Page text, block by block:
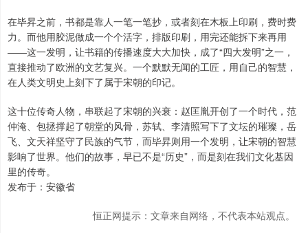
在毕昇之前，书都是靠人一笔一笔抄，或者刻在木板上印刷，费时费
力。而他用胶泥做成一个个活字，排版印刷，用完还能拆下来再用
——这一发明，让书籍的传播速度大大加快，成了“四大发明”之一，
直接推动了欧洲的文艺复兴。一个默默无闻的工匠，用自己的智慧，
在人类文明史上刻下了属于宋朝的印记。
这十位传奇人物，串联起了宋朝的兴衰：赵匡胤开创了一个时代，范
仲淹、包拯撑起了朝堂的风骨，苏轼、李清照写下了文坛的璀璨，岳
飞、文天祥坚守了民族的气节，而毕昇则用一个发明，让宋朝的智慧
影响了世界。他们的故事，早已不是“历史”，而是刻在我们文化基因
里的传奇。
发布于：安徽省
恒正网提示：文章来自网络，不代表本站观点。